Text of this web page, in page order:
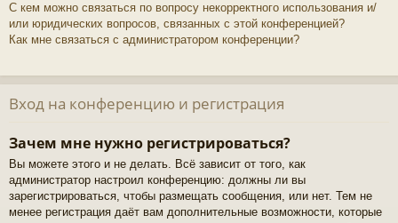
С кем можно связаться по вопросу некорректного использования и/
или юридических вопросов, связанных с этой конференцией?
Как мне связаться с администратором конференции?
Вход на конференцию и регистрация
Зачем мне нужно регистрироваться?
Вы можете этого и не делать. Всё зависит от того, как
администратор настроил конференцию: должны ли вы
зарегистрироваться, чтобы размещать сообщения, или нет. Тем не
менее регистрация даёт вам дополнительные возможности, которые